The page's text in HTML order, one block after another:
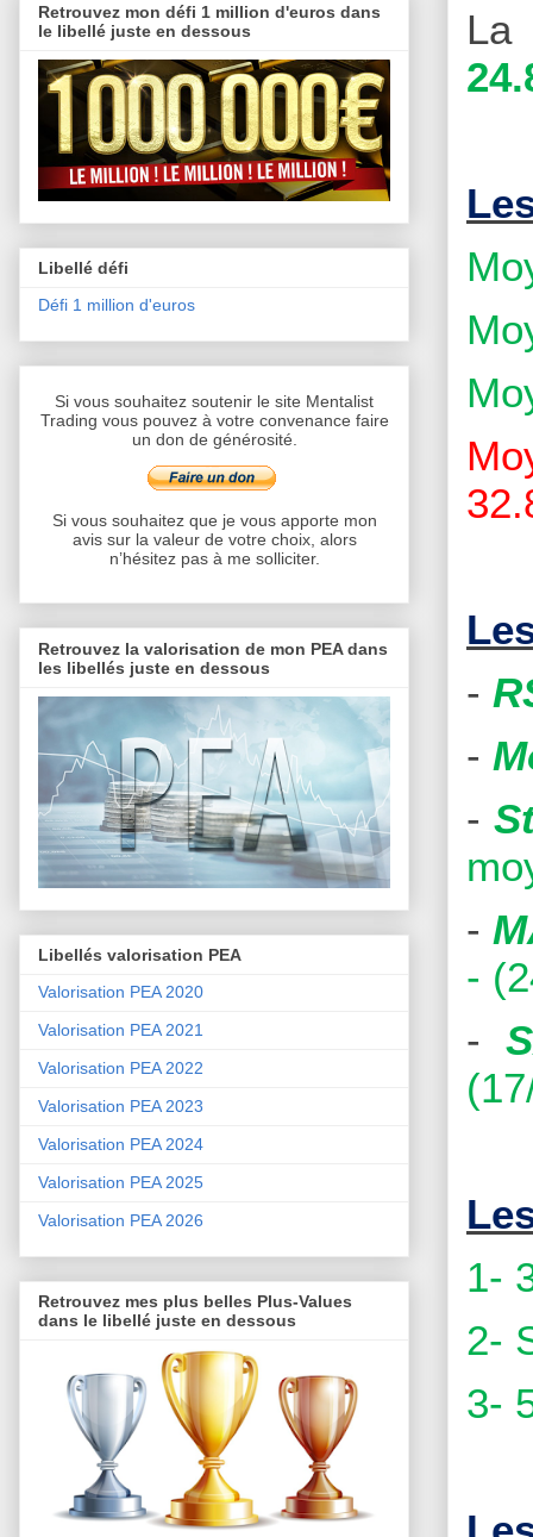
La
-
-
-
-
-
-
1-
2-
3-
Retrouvez mon défi 1 million d'euros dans
le libellé juste en dessous
Libellé défi
Défi 1 million d'euros
Si vous souhaitez soutenir le site Mentalist
Trading vous pouvez à votre convenance faire
un don de générosité.
Si vous souhaitez que je vous apporte mon
avis sur la valeur de votre choix, alors
n’hésitez pas à me solliciter.
Retrouvez la valorisation de mon PEA dans
les libellés juste en dessous
Libellés valorisation PEA
Valorisation PEA 2020
Valorisation PEA 2021
Valorisation PEA 2022
Valorisation PEA 2023
Valorisation PEA 2024
Valorisation PEA 2025
Valorisation PEA 2026
Retrouvez mes plus belles Plus-Values
dans le libellé juste en dessous